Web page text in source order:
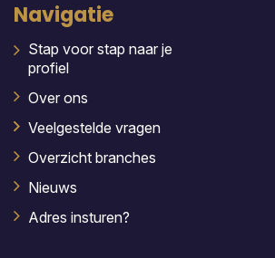
Navigatie
Stap voor stap naar je
profiel
Over ons
Veelgestelde vragen
Overzicht branches
Nieuws
Adres insturen?